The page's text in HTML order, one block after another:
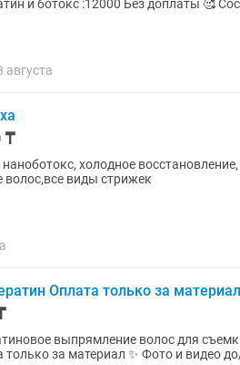
августа
₸
наноботокс, холодное
волос,все виды стрижек
Оплата только за материал
выпрямление волос для съемки контента. ✨
только за материал ✨ Фото и видео